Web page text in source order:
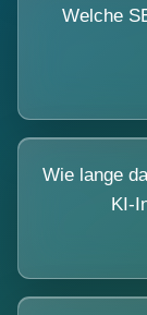
Welche
Wie lange
KI-